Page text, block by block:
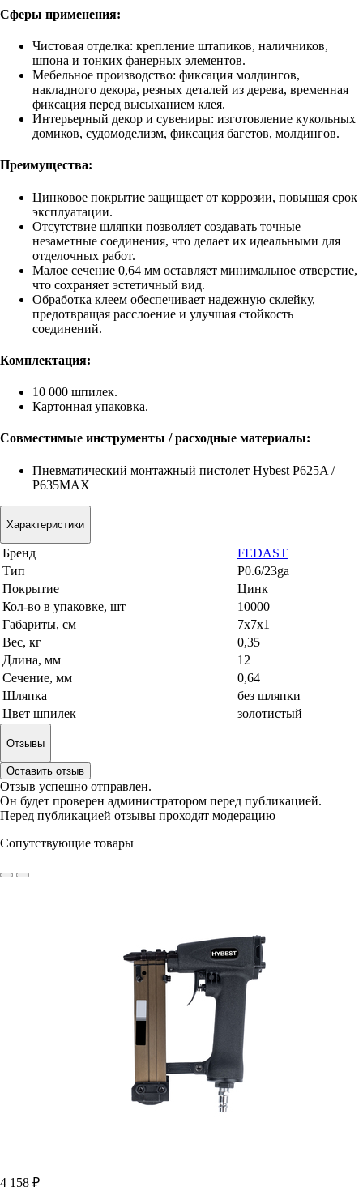
Сферы применения:
Чистовая отделка: крепление штапиков, наличников,
шпона и тонких фанерных элементов.
Мебельное производство: фиксация молдингов,
накладного декора, резных деталей из дерева, временная
фиксация перед высыханием клея.
Интерьерный декор и сувениры: изготовление кукольных
домиков, судомоделизм, фиксация багетов, молдингов.
Преимущества:
Цинковое покрытие защищает от коррозии, повышая срок
эксплуатации.
Отсутствие шляпки позволяет создавать точные
незаметные соединения, что делает их идеальными для
отделочных работ.
Малое сечение 0,64 мм оставляет минимальное отверстие,
что сохраняет эстетичный вид.
Обработка клеем обеспечивает надежную склейку,
предотвращая расслоение и улучшая стойкость
соединений.
Комплектация:
10 000 шпилек.
Картонная упаковка.
Совместимые инструменты / расходные материалы:
Пневматический монтажный пистолет Hybest P625A /
P635MAX
Характеристики
Бренд
FEDAST
Тип
P0.6/23ga
Покрытие
Цинк
Кол-во в упаковке, шт
10000
Габариты, см
7x7x1
Вес, кг
0,35
Длина, мм
12
Сечение, мм
0,64
Шляпка
без шляпки
Цвет шпилек
золотистый
Отзывы
Оставить отзыв
Отзыв успешно отправлен.
Он будет проверен администратором перед публикацией.
Перед публикацией отзывы проходят модерацию
Сопутствующие товары
4 158 ₽